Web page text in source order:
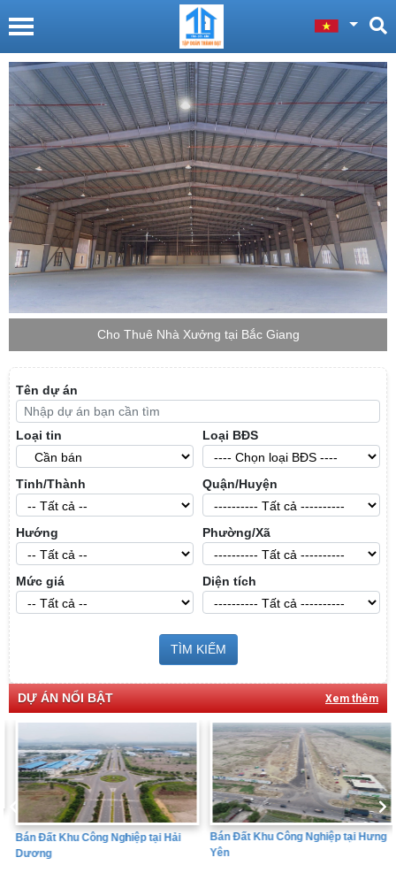
Cho Thuê Nhà Xưởng tại Bắc Giang
Tên dự án
Loại tin Loại BĐS
Tỉnh/Thành Quận/Huyện
Hướng Phường/Xã
Mức giá Diện tích
TÌM KIẾM
DỰ ÁN NỔI BẬT Xem thêm
Bán Đất Khu Công Nghiệp tại Hải
Dương
Bán Đất Khu Công Nghiệp tại Hưng
Yên